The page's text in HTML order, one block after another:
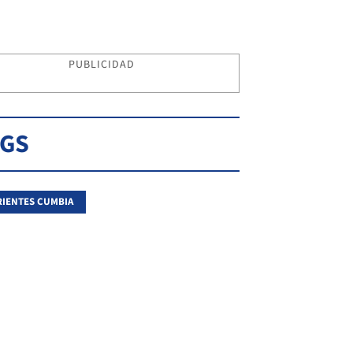
PUBLICIDAD
CUMBIA